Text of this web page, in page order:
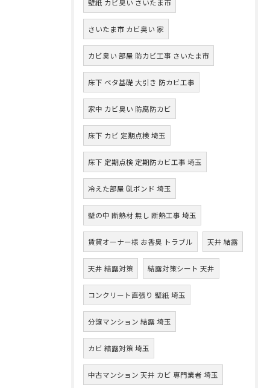
壁紙 カビ臭い さいたま市
さいたま市 カビ臭い 家
カビ臭い 部屋 防カビ工事 さいたま市
床下 ベタ基礎 大引き 防カビ工事
家中 カビ臭い 防腐防カビ
床下 カビ 定期点検 埼玉
床下 定期点検 定期防カビ工事 埼玉
冷えた部屋 GLボンド 埼玉
壁の中 断熱材 無し 断熱工事 埼玉
賃貸オーナー様 お香臭 トラブル 天井 結露
天井 結露対策 結露対策シート 天井
コンクリート直張り 壁紙 埼玉
分譲マンション 結露 埼玉
カビ 結露対策 埼玉
中古マンション 天井 カビ 専門業者 埼玉